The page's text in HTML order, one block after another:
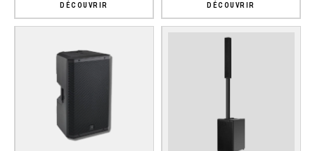
DÉCOUVRIR DÉCOUVRIR